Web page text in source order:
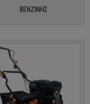
ΒΕΝΖΙΝΗΣ